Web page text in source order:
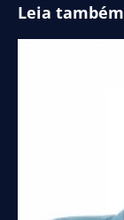
Leia também